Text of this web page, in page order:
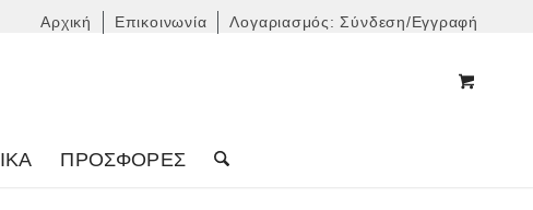
Αρχική Επικοινωνία Λογαριασμός: Σύνδεση/Εγγραφή
ΠΡΟΣΦΟΡΈΣ